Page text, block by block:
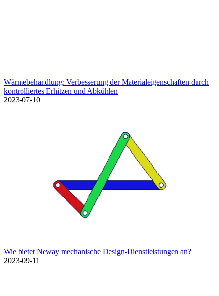
Wärmebehandlung: Verbesserung der Materialeigenschaften durch
kontrolliertes Erhitzen und Abkühlen
2023-07-10
Wie bietet Neway mechanische Design-Dienstleistungen an?
2023-09-11